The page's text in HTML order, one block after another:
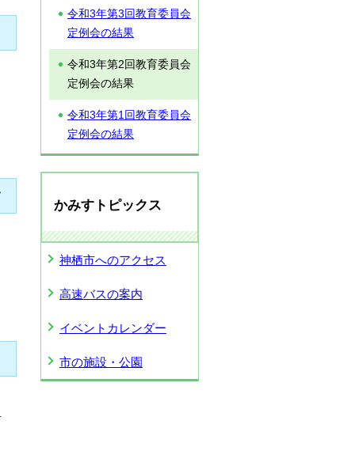
令和3年第3回教育委員会
定例会の結果
令和3年第2回教育委員会
定例会の結果
令和3年第1回教育委員会
定例会の結果
かみすトピックス
神栖市へのアクセス
高速バスの案内
イベントカレンダー
市の施設・公園